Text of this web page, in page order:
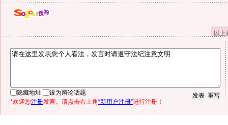
以
隐藏地址
设为辩论话题
*欢迎您注册发言。请点击右上角“新用户注册”进行注册！